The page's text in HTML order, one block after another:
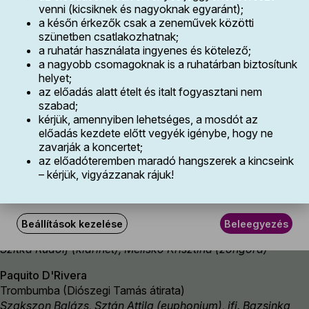
Mihail Glinka
Nocturne
Polónyi Ágnes (hárfa)
Ludwig van Beethoven (→
B-dúr duó klarinétra és fagottra, WoO 27, No. 3
Szitka Rudolf (klarinét), Tallián Dániel (fagott)
Joseph Haydn (→bio)
C-dúr ("Kaiser”) vonósnégyes, Op. 76, No. 3 -- Poco Adagio.
Cantabile
Szlávik Zsuzsanna, Jász Pál (hegedű), Csoma Ágnes
Gabriel Pierné
Canzonetta, Op. 19
Szitka Rudolf (klarinét), Melisko Krisztina (zongora)
Paquito D'Rivera
Trombumba (Diószegi Tamás átirata)
Szakszon Balázs, Sztán Attila (euphonium), ifj. Bazsinka
hogy az alkalmazott websütikről tájékozódjon a
Websüti tájékoztatójából!
Fontos: az ún. funkcionális vagy technikai sütik
szükségesek a honlap működéséhez. Ezeket ön nem
tudja kiiktatni, viszont a honlapon történt látogatása után
törölheti számítógépe böngészőjében.
Beállítások kezelése Beleegyezés
venni (kicsiknek és nagyoknak egyaránt);
a későn érkezők csak a zeneművek közötti
szünetben csatlakozhatnak;
a ruhatár használata ingyenes és kötelező;
a nagyobb csomagoknak is a ruhatárban biztosítunk
helyet;
az előadás alatt ételt és italt fogyasztani nem
szabad;
kérjük, amennyiben lehetséges, a mosdót az
előadás kezdete előtt vegyék igénybe, hogy ne
zavarják a koncertet;
az előadóteremben maradó hangszerek a kincseink
– kérjük, vigyázzanak rájuk!